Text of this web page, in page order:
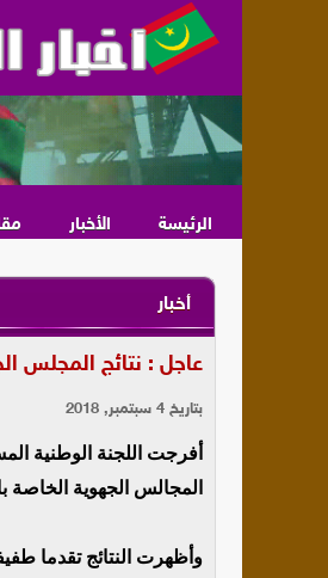
الرئيسة الأخبار
أخبار
عاجل : نتائج المجلس الجهوي
بتاريخ 4 سبتمبر, 2018
المجالس الجهوية
وأظهرت النتائج تقدما